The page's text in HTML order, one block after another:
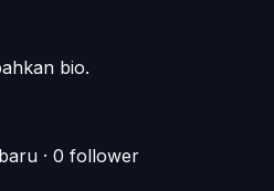
bio.
· 0 follower